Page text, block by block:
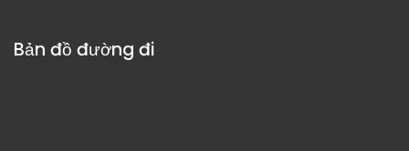
Bản đồ đường đi